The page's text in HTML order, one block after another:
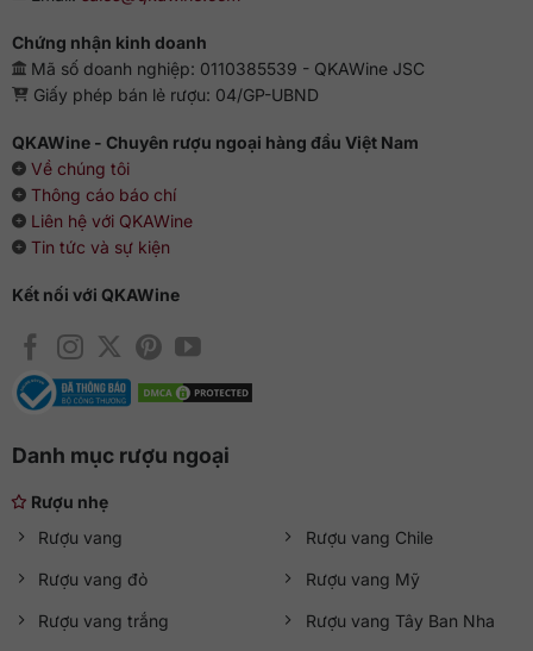
Chứng nhận kinh doanh
Mã số doanh nghiệp: 0110385539 - QKAWine JSC
Giấy phép bán lẻ rượu: 04/GP-UBND
QKAWine - Chuyên rượu ngoại hàng đầu Việt Nam
Về chúng tôi
Thông cáo báo chí
Liên hệ với QKAWine
Tin tức và sự kiện
Kết nối với QKAWine
Danh mục rượu ngoại
Rượu nhẹ
Rượu vang
Rượu vang đỏ
Rượu vang trắng
Rượu vang Chile
Rượu vang Mỹ
Rượu vang Tây Ban Nha